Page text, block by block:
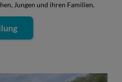
Jungen und ihren Familien.